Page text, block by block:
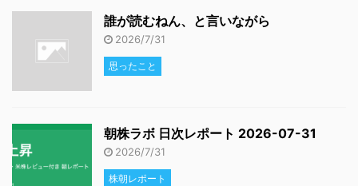
誰が読むねん、と言いながら
2026/7/31
思ったこと
朝株ラボ 日次レポート 2026-07-31
2026/7/31
株朝レポート